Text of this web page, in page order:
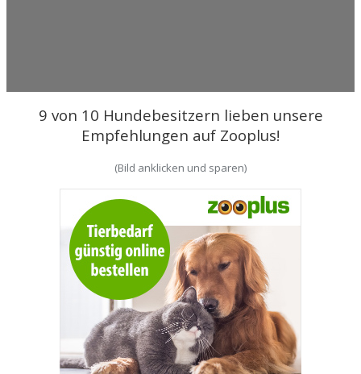
9 von 10 Hundebesitzern lieben unsere
Empfehlungen auf Zooplus!
(Bild anklicken und sparen)